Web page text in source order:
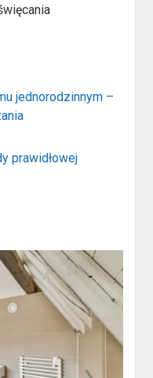
jednorodzinnym –
prawidłowej